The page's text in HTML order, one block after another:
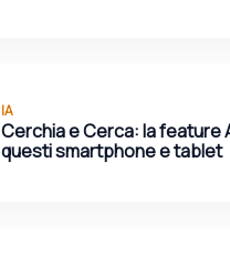
IA
Cerchia e Cerca: la feature
questi smartphone e tablet